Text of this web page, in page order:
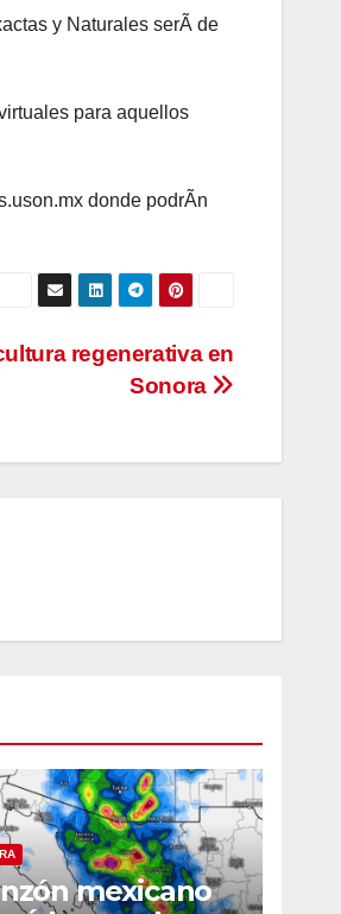
y Naturales serÃ de
para aquellos
donde podrÃn
regenerativa en
Sonora
mexicano